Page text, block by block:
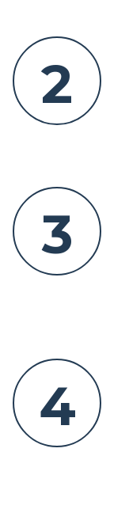
2
3
4